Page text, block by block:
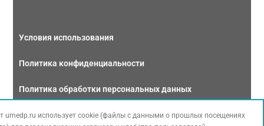
Условия использования
Политика конфиденциальности
Политика обработки персональных данных
Связаться с нами
umedp.ru использует cookie (файлы с данными о прошлых посещениях